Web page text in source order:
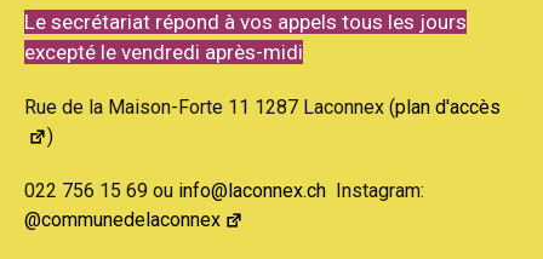
Le secrétariat répond à vos appels tous les jours
excepté le vendredi après-midi
Rue de la Maison-Forte 11 1287 Laconnex (plan d'accès
)
022 756 15 69 ou info@laconnex.ch Instagram:
@communedelaconnex